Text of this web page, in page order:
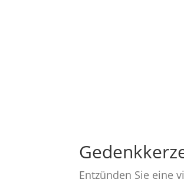
Entzünden Sie eine